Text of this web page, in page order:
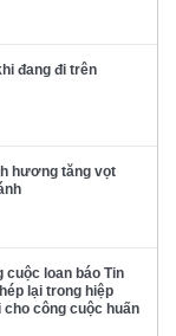
đang đi trên
hương tăng vọt
cuộc loan báo Tin
lại trong hiệp
công cuộc huấn